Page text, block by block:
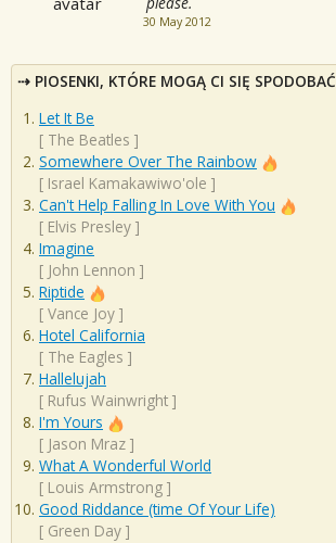
30 May 2012
PIOSENKI, KTÓRE MOGĄ CI SIĘ SPODOBAĆ
Let It Be
[ The Beatles ]
Somewhere Over The Rainbow
[ Israel Kamakawiwo'ole ]
Can't Help Falling In Love With You
[ Elvis Presley ]
Imagine
[ John Lennon ]
Riptide
[ Vance Joy ]
Hotel California
[ The Eagles ]
Hallelujah
[ Rufus Wainwright ]
I'm Yours
[ Jason Mraz ]
What A Wonderful World
[ Louis Armstrong ]
Good Riddance (time Of Your Life)
[ Green Day ]